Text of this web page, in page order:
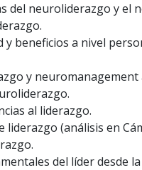
del neuroliderazgo y el
y beneficios a nivel
y
al liderazgo.
(análisis en
del líder desde la